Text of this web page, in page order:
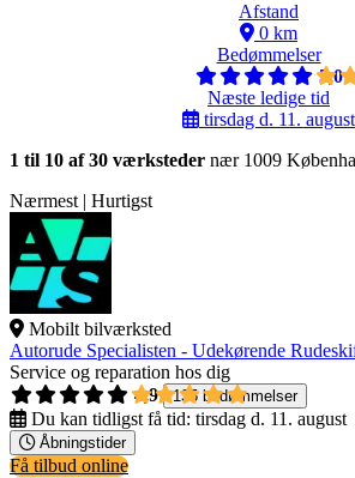
Afstand
0 km
Bedømmelser
5,0
Næste ledige tid
tirsdag d. 11. august
1 til 10 af 30 værksteder nær 1009
Nærmest | Hurtigst
Mobilt bilværksted
Autorude Specialisten - Udekørende
Service og reparation hos dig
4,9
135 bedømmelser
Du kan tidligst få tid: tirsdag d. 11. august
Åbningstider
Få tilbud online